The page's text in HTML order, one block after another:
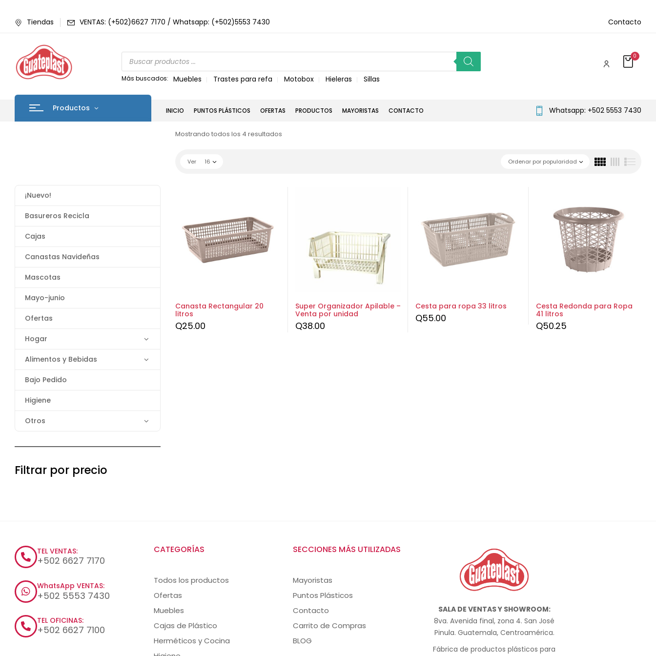
Tiendas VENTAS: (+502)6627 7170 / Whatsapp: (+502)5553 7430 Contacto
Más buscados: Muebles Trastes para refa Motobox Hieleras Sillas
0
Productos INICIO PUNTOS PLÁSTICOS OFERTAS PRODUCTOS MAYORISTAS CONTACTO Whatsapp: +502 5553 7430
¡Nuevo!
Basureros Recicla
Cajas
Canastas Navideñas
Mascotas
Mayo-junio
Ofertas
Hogar
Alimentos y Bebidas
Bajo Pedido
Higiene
Otros
Filtrar por precio
Mostrando todos los 4 resultados
Ordenar por popularidad
Ver 16
Canasta Rectangular 20
litros
Q25.00
Super Organizador Apilable –
Venta por unidad
Q38.00
Cesta para ropa 33 litros
Q55.00
Cesta Redonda para Ropa
41 litros
Q50.25
TEL VENTAS:
+502 6627 7170
WhatsApp VENTAS:
+502 5553 7430
TEL OFICINAS:
+502 6627 7100
CATEGORÍAS
Todos los productos
Ofertas
Muebles
Cajas de Plástico
Herméticos y Cocina
SECCIONES MÁS UTILIZADAS
Mayoristas
Puntos Plásticos
Contacto
Carrito de Compras
BLOG
SALA DE VENTAS Y SHOWROOM:
8va. Avenida final, zona 4. San José
Pinula. Guatemala, Centroamérica.
Fábrica de productos plásticos para